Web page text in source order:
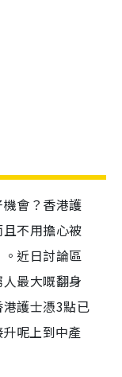
機會？香港護
不用擔心被
近日討論區
最大嘅翻身
護士憑3點已
呢上到中產